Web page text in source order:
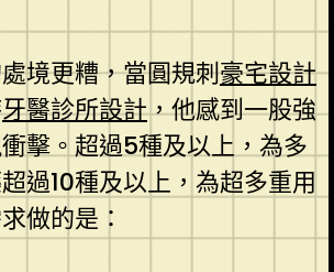
境更糟，當圓規刺豪宅設計
牙醫診所設計，他感到一股強
擊。超過5種及以上，為多
過10種及以上，為超多重用
做的是：